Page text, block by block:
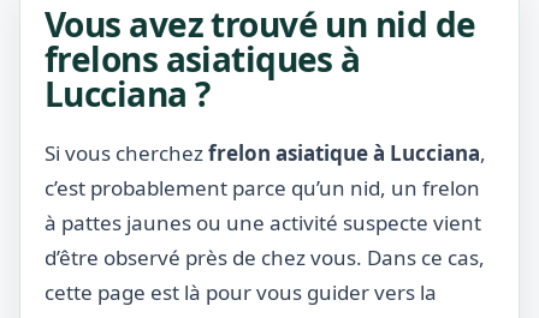
Vous avez trouvé un nid de
frelons asiatiques à
Lucciana ?
Si vous cherchezfrelon asiatique à Lucciana,
c’est probablement parce qu’un nid, un frelon
à pattes jaunes ou une activité suspecte vient
d’être observé près de chez vous. Dans ce cas,
cette page est là pour vous guider vers la